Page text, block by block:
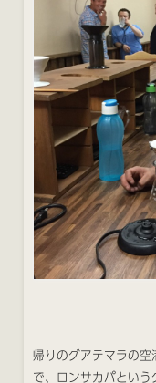
帰りのグアテマラの空
で、ロンサカパとい